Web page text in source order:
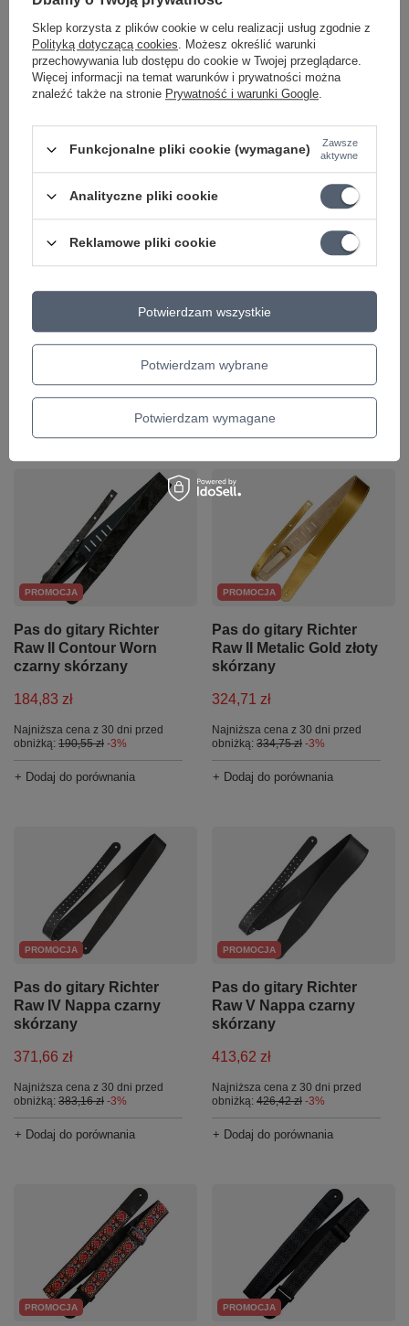
+ Dodaj do porównania
obniżką:
+ Dodaj do porównania
Pas do gitary Richter
Raw II Contour Croc
brązowy skórzany
Najniższa cena z 30 dni przed
Cena regularna:183,34 zł -3%
Pas do gitary Richter
Raw II Contour Western
Rose brązowy skórzany
177,85 zł
obniżką:183,34 zł
+ Dodaj do porównania
PROMOCJA
Pas do gitary Richter
Raw II Contour Worn
czarny skórzany
184,83 zł
Najniższa cena z 30 dni przed
obniżką: 190,55 zł -3%
+ Dodaj do porównania
PROMOCJA
Pas do gitary Richter
Raw II Metalic Gold złoty
skórzany
324,71 zł
Najniższa cena z 30 dni przed
obniżką: 334,75 zł -3%
+ Dodaj do porównania
PROMOCJA
Pas do gitary Richter
Raw IV Nappa czarny
skórzany
371,66 zł
Najniższa cena z 30 dni przed
obniżką: 383,16 zł -3%
+ Dodaj do porównania
PROMOCJA
Pas do gitary Richter
Raw V Nappa czarny
skórzany
413,62 zł
Najniższa cena z 30 dni przed
obniżką: 426,42 zł -3%
+ Dodaj do porównania
PROMOCJA PROMOCJA
Sklep korzysta z plików cookie w celu realizacji usług zgodnie z
Polityką dotyczącą cookies. Możesz określić warunki
przechowywania lub dostępu do cookie w Twojej przeglądarce.
Więcej informacji na temat warunków i prywatności można
znaleźć także na stronie Prywatność i warunki Google.
Funkcjonalne pliki cookie (wymagane)
Zawsze
aktywne
Analityczne pliki cookie
Reklamowe pliki cookie
Potwierdzam wybrane
Potwierdzam wymagane
Potwierdzam wszystkie